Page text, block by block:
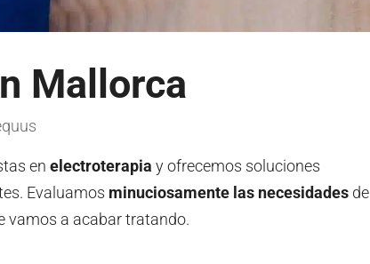
Mallorca
en electroterapia y ofrecemos soluciones
Evaluamos minuciosamente las necesidadesde
vamos a acabar tratando.